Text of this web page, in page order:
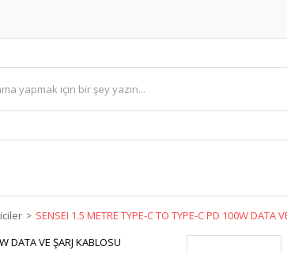
SENSEI 1.5 METRE TYPE-C TO TYPE-C PD 100W DATA